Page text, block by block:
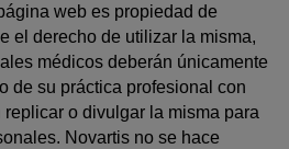
web es propiedad de
el derecho de utilizar la misma,
médicos deberán únicamente
de su práctica profesional con
o divulgar la misma para
Novartis no se hace